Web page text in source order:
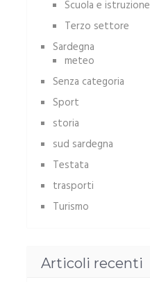
Scuola e istruzione
Terzo settore
Sardegna
meteo
Senza categoria
Sport
storia
sud sardegna
Testata
trasporti
Turismo
Articoli recenti